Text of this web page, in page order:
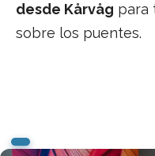
desde Kårvåg para
sobre los puentes.